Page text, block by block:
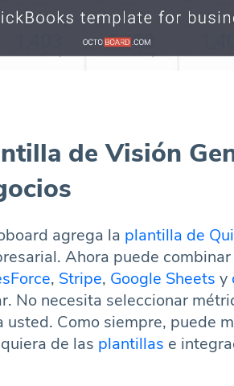
de Visión
agrega la plantilla de
Ahora puede
, Stripe, Google Sheets y
No necesita seleccionar
usted. Como siempre, puede
de las plantillas e